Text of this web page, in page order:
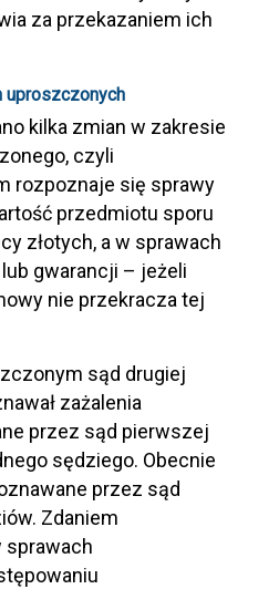
za przekazaniem ich
uproszczonych
kilka zmian w zakresie
czyli
rozpoznaje się sprawy
przedmiotu sporu
złotych, a w sprawach
gwarancji – jeżeli
nie przekracza tej
sąd drugiej
zażalenia
przez sąd pierwszej
sędziego. Obecnie
przez sąd
Zdaniem
sprawach